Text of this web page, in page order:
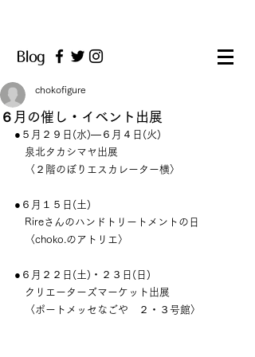
６月の催し・イベント出展
chokofigure
●５月２９日(水)―６月４日(火)
泉北タカシマヤ出展
〈２階のぼりエスカレーター横〉
●６月１５日(土)
Rireさんのハンドトリートメントの日
〈choko.のアトリエ〉
●６月２２日(土)・２３日(日)
クリエーターズマーケット出展
〈ポートメッセなごや　２・３号館〉